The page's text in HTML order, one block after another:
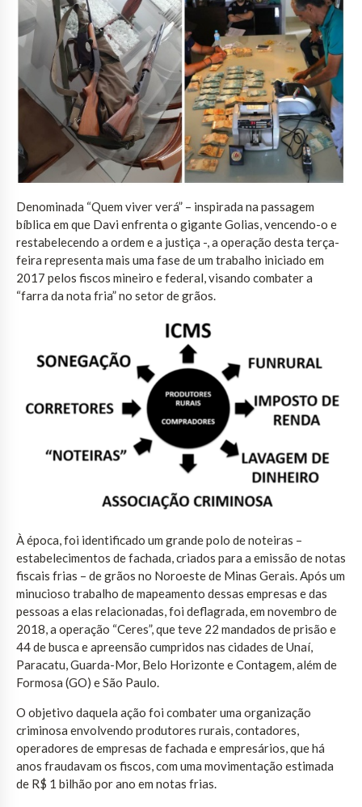
Denominada “Quem viver verá” – inspirada na passagem
bíblica em que Davi enfrenta o gigante Golias, vencendo-o e
restabelecendo a ordem e a justiça -, a operação desta terça-
feira representa mais uma fase de um trabalho iniciado em
2017 pelos fiscos mineiro e federal, visando combater a
“farra da nota fria” no setor de grãos.
À época, foi identificado um grande polo de noteiras –
estabelecimentos de fachada, criados para a emissão de notas
fiscais frias – de grãos no Noroeste de Minas Gerais. Após um
minucioso trabalho de mapeamento dessas empresas e das
pessoas a elas relacionadas, foi deflagrada, em novembro de
2018, a operação “Ceres”, que teve 22 mandados de prisão e
44 de busca e apreensão cumpridos nas cidades de Unaí,
Paracatu, Guarda-Mor, Belo Horizonte e Contagem, além de
Formosa (GO) e São Paulo.
O objetivo daquela ação foi combater uma organização
criminosa envolvendo produtores rurais, contadores,
operadores de empresas de fachada e empresários, que há
anos fraudavam os fiscos, com uma movimentação estimada
de R$ 1 bilhão por ano em notas frias.